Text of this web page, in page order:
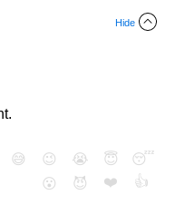
Hide
😅 😉 😭 😇
😴
😮
😈 ❤️ 👍